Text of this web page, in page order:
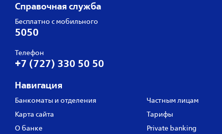
Справочная служба
Бесплатно с мобильного
5050
Телефон
+7 (727) 330 50 50
Навигация
Банкоматы и отделения
Карта сайта
О банке
Частным лицам
Тарифы
Private banking